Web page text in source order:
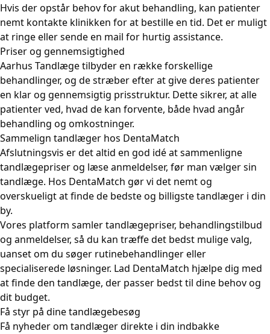
Hvis der opstår behov for akut behandling, kan patienter
nemt kontakte klinikken for at bestille en tid. Det er muligt
at ringe eller sende en mail for hurtig assistance.
Priser og gennemsigtighed
Aarhus Tandlæge tilbyder en række forskellige
behandlinger, og de stræber efter at give deres patienter
en klar og gennemsigtig prisstruktur. Dette sikrer, at alle
patienter ved, hvad de kan forvente, både hvad angår
behandling og omkostninger.
Sammelign tandlæger hos DentaMatch
Afslutningsvis er det altid en god idé at sammenligne
tandlægepriser og læse anmeldelser, før man vælger sin
tandlæge. Hos DentaMatch gør vi det nemt og
overskueligt at finde de bedste og billigste tandlæger i din
by.
Vores platform samler tandlægepriser, behandlingstilbud
og anmeldelser, så du kan træffe det bedst mulige valg,
uanset om du søger rutinebehandlinger eller
specialiserede løsninger. Lad DentaMatch hjælpe dig med
at finde den tandlæge, der passer bedst til dine behov og
dit budget.
Få styr på dine tandlægebesøg
Få nyheder om tandlæger direkte i din indbakke